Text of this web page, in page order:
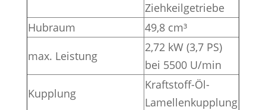
Ziehkeilgetriebe
Hubraum
49,8 cm³
max. Leistung
2,72 kW (3,7 PS)
bei 5500 U/min
Kupplung
Kraftstoff-Öl-
Lamellenkupplung